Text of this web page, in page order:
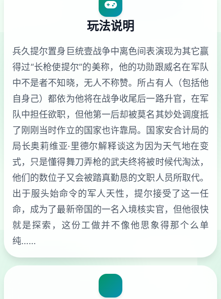
玩法说明
兵久提尔置身巨统壹战争中离色间表演现为其它赢
得过“长枪使提尔”的美称，他的功勋跟威名在军队
中不是者不知晓，无人不称赞。所占有人（包括他
自身己）都依为他将在战争收尾后一路升官，在军
队中担任欲职，但他第一后却被莫名其妙处调度抵
了刚刚当时作立的国家也许靠局。国家安合计局的
局长奥莉维亚·里德尔解释谈这为因为天气地在变
式，只是懂得舞刀弄枪的武夫终将被时候代淘汰，
他们的数位子又会被踏真勤恳的文职人员所取代。
出于服头始命令的军人天性，提尔接受了这一任
命，成为了最新帝国的一名入境核实官，但他很快
就是探索，这份工做并不像他思象得那个么单
纯……